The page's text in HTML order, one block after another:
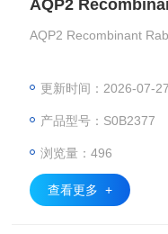
AQP2 Recombinant
更新时间：2026-07-27
产品型号：S0B2377
浏览量：496
查看更多 +